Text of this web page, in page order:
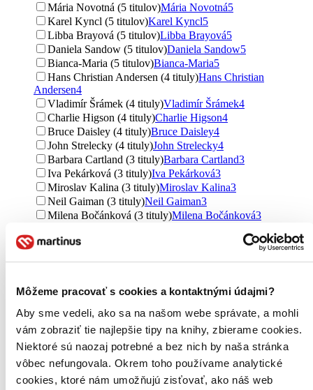
Môžeme pracovať s cookies a kontaktnými údajmi?
Aby sme vedeli, ako sa na našom webe správate, a mohli
vám zobraziť tie najlepšie tipy na knihy, zbierame cookies.
Niektoré sú naozaj potrebné a bez nich by naša stránka
vôbec nefungovala. Okrem toho používame analytické
cookies, ktoré nám umožňujú zisťovať, ako náš web
Mária Novotná (5 titulov)Mária Novotná5
Karel Kyncl (5 titulov)Karel Kyncl5
Libba Brayová (5 titulov)Libba Brayová5
Daniela Sandow (5 titulov)Daniela Sandow5
Bianca-Maria (5 titulov)Bianca-Maria5
Hans Christian Andersen (4 tituly)Hans Christian
Andersen4
Vladimír Šrámek (4 tituly)Vladimír Šrámek4
Charlie Higson (4 tituly)Charlie Higson4
Bruce Daisley (4 tituly)Bruce Daisley4
John Strelecky (4 tituly)John Strelecky4
Barbara Cartland (3 tituly)Barbara Cartland3
Iva Pekárková (3 tituly)Iva Pekárková3
Miroslav Kalina (3 tituly)Miroslav Kalina3
Neil Gaiman (3 tituly)Neil Gaiman3
Milena Bočánková (3 tituly)Milena Bočánková3
Denisa Prošková (3 tituly)
Marek Epstein (3 tituly)
Marek Epstein3
Bianca Bellová (3 tituly)Bianca Bellová3
Vilém Sacher (3 tituly) Vilém Sacher3
Jarmila Urbánková (3 tituly)Jarmila Urbánková3
Michal Spirit (3 tituly)
Michal Spirit3
Ján Marton (3 tituly)
Ďalšie možnosti